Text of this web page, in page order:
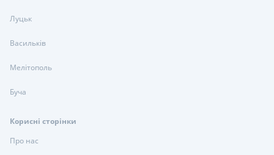
Луцьк
Васильків
Мелітополь
Буча
Корисні сторінки
Про нас